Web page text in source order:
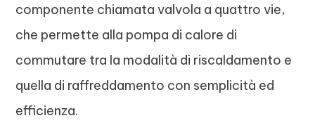
componente chiamata valvola a quattro vie,
che permette alla pompa di calore di
commutare tra la modalità di riscaldamento e
quella di raffreddamento con semplicità ed
efficienza.